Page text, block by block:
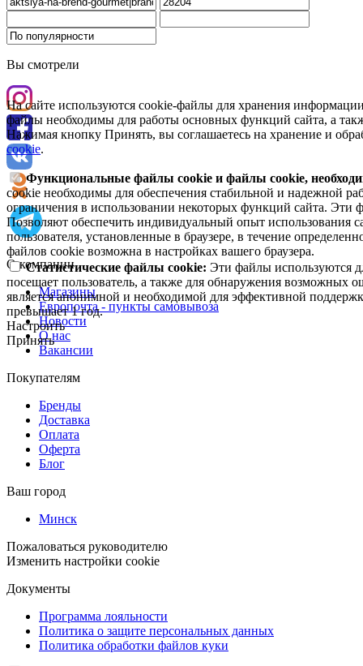
Вы смотрели
На сайте используются cookie-файлы для хранения
файлы необходимы для работы основных функций сайта, а
Нажимая кнопку Принять, вы соглашаетесь на хранение и
cookie.
Функциональные файлы cookie и файлы cookie,
cookie необходимы для обеспечения стабильной и надежной
ограничения в использовании некоторых функций сайта. Эти
Позволяют обеспечить индивидуальный опыт использования
пользователя, установленные в браузере, в течение
файлов cookie возможна в настройках вашего браузера.
Статистические файлы cookie: Эти файлы используются
посещает пользователь, а также для обнаружения возможных
является анонимной и необходимой для эффективной
превышает 1 год.
Настроить
Принять
О компании
Магазины
Европочта - пункты самовывоза
Новости
О нас
Вакансии
Покупателям
Бренды
Доставка
Оплата
Оферта
Блог
Ваш город
Минск
Пожаловаться руководителю
Изменить настройки cookie
Документы
Программа лояльности
Политика о защите персональных данных
Политика обработки файлов куки